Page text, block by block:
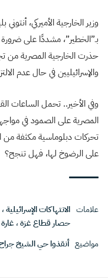
وزير الخارجية الأميركي،
بـ”الخطير”، مشددًا على
حذرت الخارجية المصرية من
والإسرائيليين في حال عدم
وفي الأخير.. تحمل الساعات
المصرية على الصمود في مواجهة
تحركات دبلوماسية مكثفة من
على الرضوخ لها، فهل تنجح؟
علامات الانتهاكات الإسرائيلية،
حصار قطاع غزة،
مواضيع أنقذوا حي الشيخ